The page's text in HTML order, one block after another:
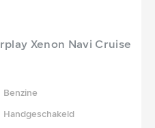
Xenon Navi Cruise
Benzine
Handgeschakeld